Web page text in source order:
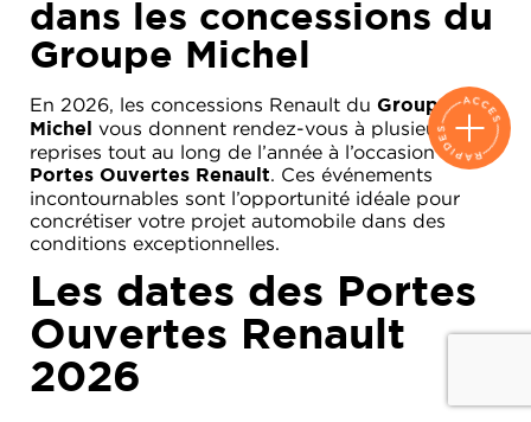
dans les concessions du
Groupe Michel
En 2026, les concessions Renault du Groupe
Michel
vous donnent rendez-vous à plusieurs
reprises tout au long de l’année à l’occasion des
Portes Ouvertes Renault. Ces événements
incontournables sont l’opportunité idéale pour
concrétiser votre projet automobile dans des
conditions exceptionnelles.
Les dates des Portes
Ouvertes Renault
2026